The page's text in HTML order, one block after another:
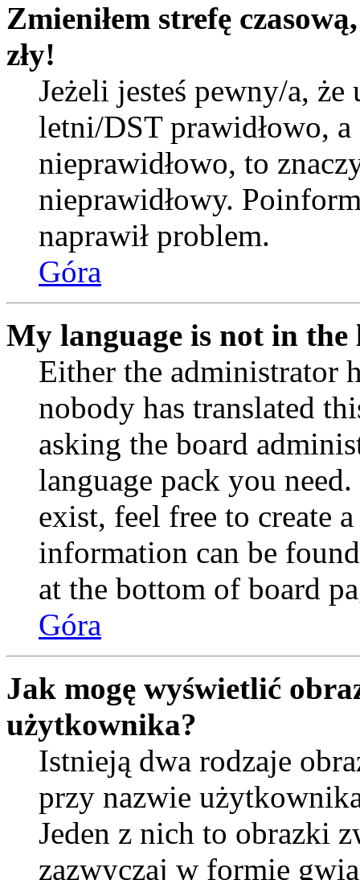
Zmieniłem strefę
zły!
Jeżeli jesteś pewny/a, że
letni/DST prawidłowo,
nieprawidłowo, to
nieprawidłowy.
naprawił problem.
Góra
My language is not in the
Either the administrator
nobody has translated
asking the board
language pack you
exist, feel free to create
information can be
at the bottom of board
Góra
Jak mogę wyświetlić
użytkownika?
Istnieją dwa rodzaje
przy nazwie
Jeden z nich to obrazki
zazwyczaj w formie